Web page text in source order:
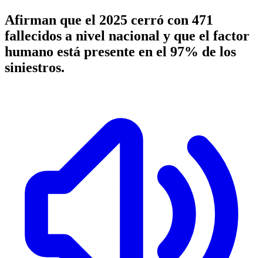
Afirman que el 2025 cerró con 471
fallecidos a nivel nacional y que el factor
humano está presente en el 97% de los
siniestros.